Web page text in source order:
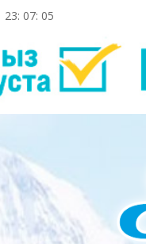
23: 07: 06